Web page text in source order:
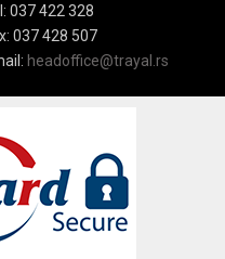
037 422 328
037 428 507
headoffice@trayal.rs